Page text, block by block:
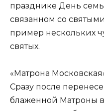
празднике День
связанном со
пример нескольких
святых.
«Матрона
Сразу после
блаженной Матроны